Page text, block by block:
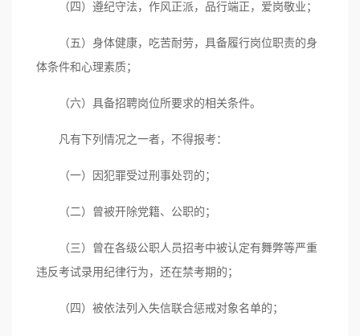
（四）遵纪守法，作风正派，品行端正，爱岗敬业；
（五）身体健康，吃苦耐劳，具备履行岗位职责的身
体条件和心理素质；
（六）具备招聘岗位所要求的相关条件。
凡有下列情况之一者，不得报考：
（一）因犯罪受过刑事处罚的；
（二）曾被开除党籍、公职的；
（三）曾在各级公职人员招考中被认定有舞弊等严重
违反考试录用纪律行为，还在禁考期的；
（四）被依法列入失信联合惩戒对象名单的；